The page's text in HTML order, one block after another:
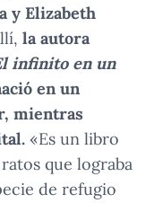
y Elizabeth
la autora
infinito en un
en un
mientras
«Es un libro
que lograba
de refugio